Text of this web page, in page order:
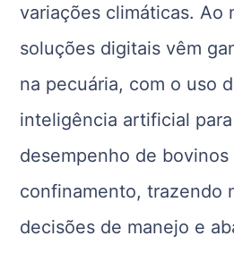
variações climáticas. Ao
soluções digitais vêm
na pecuária, com o uso
inteligência artificial
desempenho de bovinos
confinamento, trazendo
decisões de manejo e